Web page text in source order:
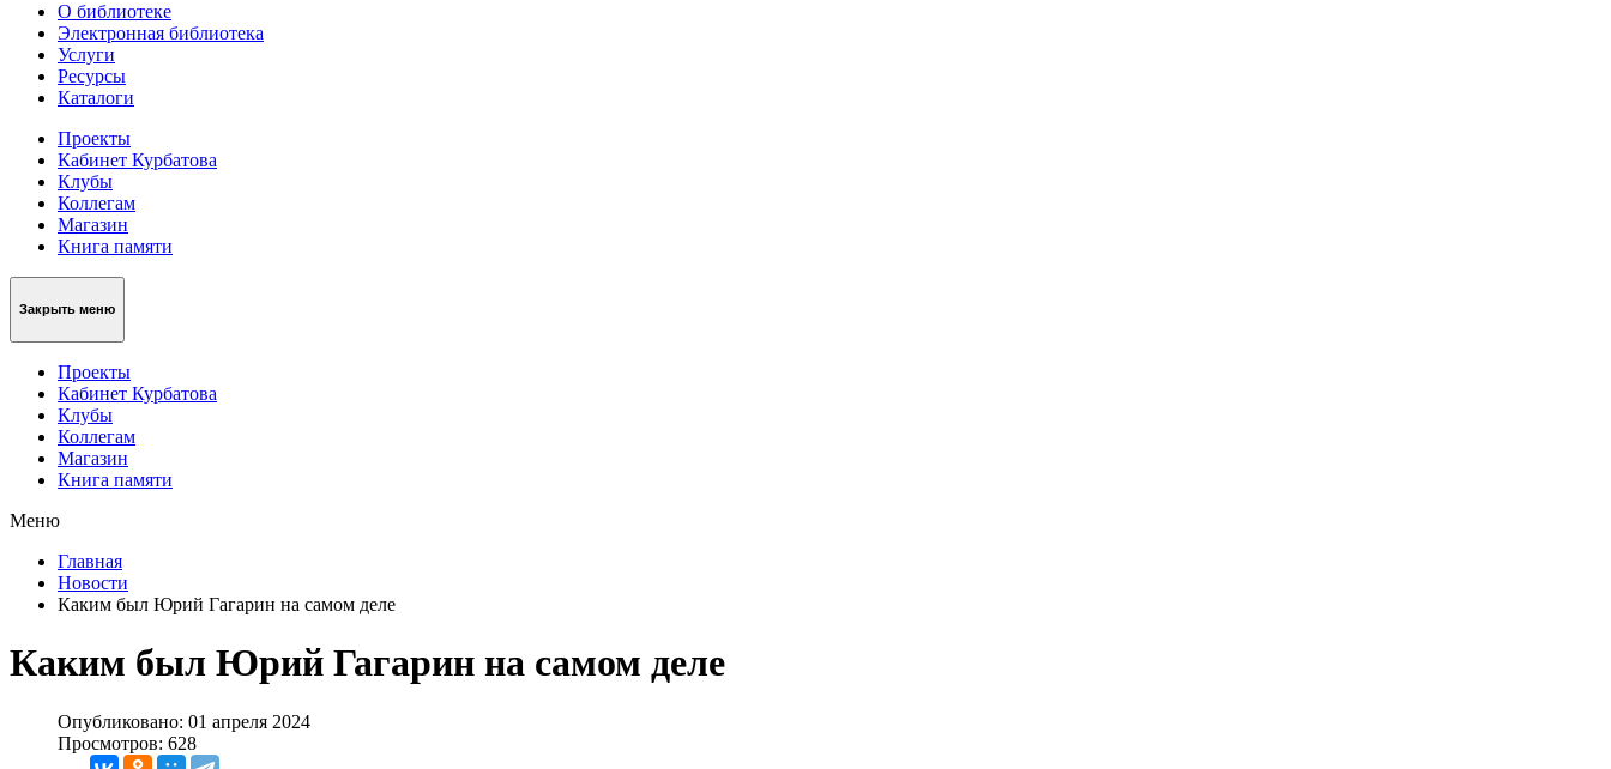
О библиотеке
Электронная библиотека
Услуги
Ресурсы
Каталоги
Проекты
Кабинет Курбатова
Клубы
Коллегам
Магазин
Книга памяти
Закрыть меню
Проекты
Кабинет Курбатова
Клубы
Коллегам
Магазин
Книга памяти
Меню
Главная
Новости
Каким был Юрий Гагарин на самом деле
Каким был Юрий Гагарин на самом деле
Опубликовано: 01 апреля 2024
Просмотров: 628